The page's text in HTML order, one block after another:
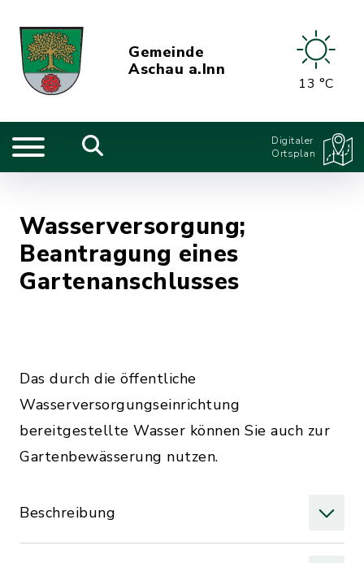
Gemeinde
Aschau a.Inn
13 °C
Digitaler
Ortsplan
Wasserversorgung;
Beantragung eines
Gartenanschlusses
Das durch die öffentliche
Wasserversorgungseinrichtung
bereitgestellte Wasser können Sie auch zur
Gartenbewässerung nutzen.
Beschreibung